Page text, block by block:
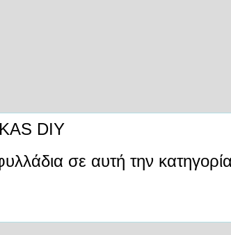
DIY
σε αυτή την